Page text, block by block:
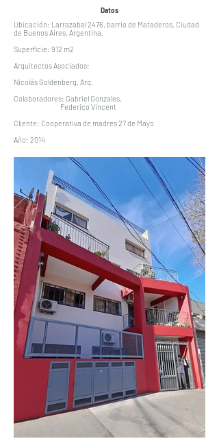
Datos
Ubicación: Larrazabal 2476, barrio de Mataderos, Ciudad
de Buenos Aires, Argentina.
Superficie: 912 m2
Arquitectos Asociados:
Nicolás Goldenberg, Arq.
Colaboradores: Gabriel Gonzales,
Federico Vincent
Cliente: Cooperativa de madres 27 de Mayo
Año: 2014